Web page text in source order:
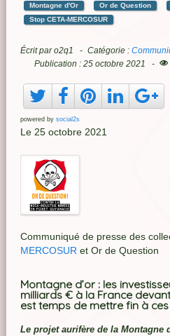
Montagne d'Or Or de Question
Stop CETA-MERCOSUR
Écrit paro2q1 Catégorie :
Publication : 25 octobre 2021
powered by social2s
Le 25 octobre 2021
Communiqué de presse des
MERCOSUR et Or de Question
Montagne d’or : les
milliards € à la France
est temps de mettre fin à
Le projet aurifère de la Montagne